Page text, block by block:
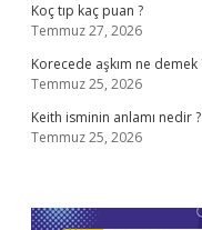
Koç tıp kaç puan ?
Temmuz 27, 2026
Korecede aşkım ne demek
Temmuz 25, 2026
Keith isminin anlamı nedir ?
Temmuz 25, 2026